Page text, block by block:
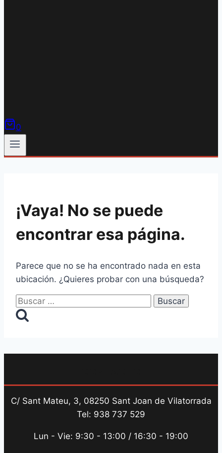
0
¡Vaya! No se puede
encontrar esa página.
Parece que no se ha encontrado nada en esta
ubicación. ¿Quieres probar con una búsqueda?
Buscar:
C/ Sant Mateu, 3, 08250 Sant Joan de Vilatorrada
Tel: 938 737 529
Lun - Vie: 9:30 - 13:00 / 16:30 - 19:00